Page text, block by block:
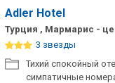
Adler Hotel
Турция , Мармарис -
3 звезды
Тихий спокойный
симпатичные